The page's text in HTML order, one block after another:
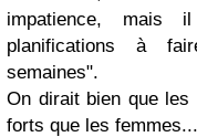
impatience, mais
planifications à
semaines".
On dirait bien que les
forts que les